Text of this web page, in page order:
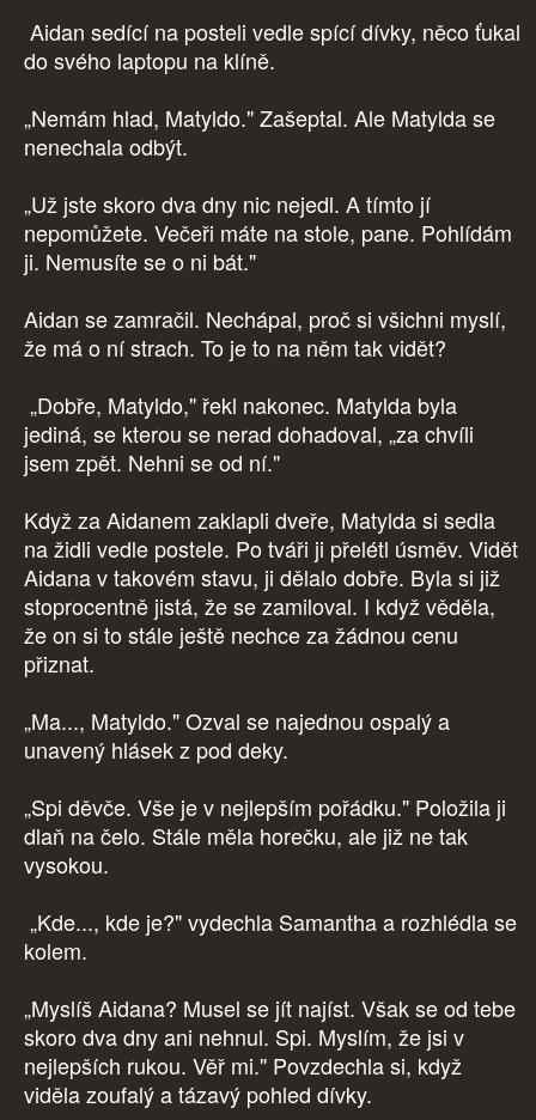
Aidan sedící na posteli vedle spící dívky, něco ťukal
do svého laptopu na klíně.
„Nemám hlad, Matyldo." Zašeptal. Ale Matylda se
nenechala odbýt.
„Už jste skoro dva dny nic nejedl. A tímto jí
nepomůžete. Večeři máte na stole, pane. Pohlídám
ji. Nemusíte se o ni bát."
Aidan se zamračil. Nechápal, proč si všichni myslí,
že má o ní strach. To je to na něm tak vidět?
„Dobře, Matyldo," řekl nakonec. Matylda byla
jediná, se kterou se nerad dohadoval, „za chvíli
jsem zpět. Nehni se od ní."
Když za Aidanem zaklapli dveře, Matylda si sedla
na židli vedle postele. Po tváři ji přelétl úsměv. Vidět
Aidana v takovém stavu, ji dělalo dobře. Byla si již
stoprocentně jistá, že se zamiloval. I když věděla,
že on si to stále ještě nechce za žádnou cenu
přiznat.
„Ma..., Matyldo." Ozval se najednou ospalý a
unavený hlásek z pod deky.
„Spi děvče. Vše je v nejlepším pořádku." Položila ji
dlaň na čelo. Stále měla horečku, ale již ne tak
vysokou.
„Kde..., kde je?" vydechla Samantha a rozhlédla se
kolem.
„Myslíš Aidana? Musel se jít najíst. Však se od tebe
skoro dva dny ani nehnul. Spi. Myslím, že jsi v
nejlepších rukou. Věř mi." Povzdechla si, když
viděla zoufalý a tázavý pohled dívky.